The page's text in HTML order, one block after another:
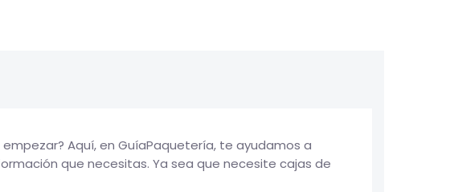
Aquí, en GuíaPaquetería, te ayudamos a
que necesitas. Ya sea que necesite cajas de